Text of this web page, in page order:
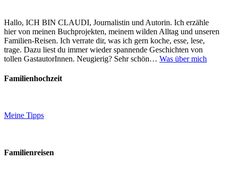
Hallo, ICH BIN CLAUDI, Journalistin und Autorin. Ich erzähle
hier von meinen Buchprojekten, meinem wilden Alltag und unseren
Familien-Reisen. Ich verrate dir, was ich gern koche, esse, lese,
trage. Dazu liest du immer wieder spannende Geschichten von
tollen GastautorInnen. Neugierig? Sehr schön… Was über mich
Familienhochzeit
Meine Tipps
Familienreisen